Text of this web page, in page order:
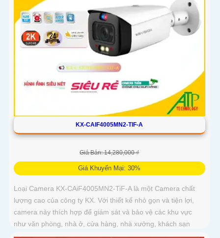
KX-CAIF4005MN2-TIF-A
Giá Bán: 14,280,000 ₫
Giá Khuyến Mại: 30%
Loại Camera KX-CAiF4005MN2-TiF-A là một Camera chất
lượng cao của công ty KX. Với thiết kế nhỏ gọn và tiện lợi,
camera này thích hợp để giám sát và bảo vệ các khu vực
như văn phòng, nhà ở, cửa hàng, nhà xưởng, khách sạn